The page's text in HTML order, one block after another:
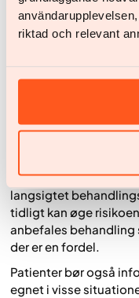
riktad och relevant
forekomme en
semaglutid.
det kombineres med
opstår alvorlige eller
Vigtige
Det er vigtigt at
langsigtet
tidligt kan øge
anbefales
der er en fordel.
Patienter bør også
egnet i visse